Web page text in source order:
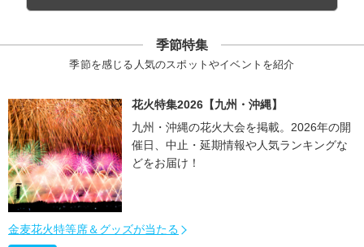
季節特集
季節を感じる人気のスポットやイベントを紹介
花火特集2026【九州・沖縄】
九州・沖縄の花火大会を掲載。2026年の開
催日、中止・延期情報や人気ランキングな
どをお届け！
金麦花火特等席＆グッズが当たる